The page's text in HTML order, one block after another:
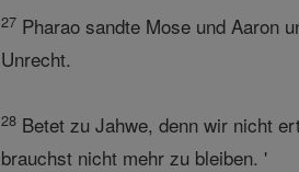
27 Pharao sandte Mose und Aaron
Unrecht.
28 Betet zu Jahwe, denn wir nicht
brauchst nicht mehr zu bleiben. '